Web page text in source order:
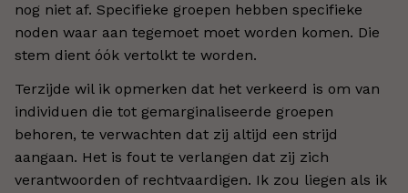
nog niet af. Specifieke groepen hebben specifieke
noden waar aan tegemoet moet worden komen. Die
stem dient óók vertolkt te worden.
Terzijde wil ik opmerken dat het verkeerd is om van
individuen die tot gemarginaliseerde groepen
behoren, te verwachten dat zij altijd een strijd
aangaan. Het is fout te verlangen dat zij zich
verantwoorden of rechtvaardigen. Ik zou liegen als ik